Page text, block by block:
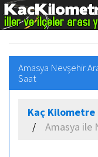
Amasya Nevşehir
Saat
Kaç Kilometre
Amasya ile